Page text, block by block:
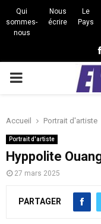
Qui
sommes-
nous
Nous
écrire
Le
Pays
PRIMARY
Accueil Portrait d'artiste
Portrait d'artiste
Hyppolite
27 mars 2025
PARTAGER